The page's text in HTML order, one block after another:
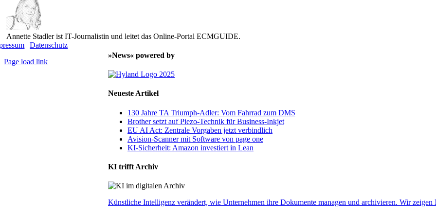
Annette Stadler ist IT-Journalistin und leitet das Online-Portal ECMGUIDE.
»News« powered by
Neueste Artikel
130 Jahre TA Triumph-Adler: Vom Fahrrad zum DMS
Brother setzt auf Piezo-Technik für Business-Inkjet
EU AI Act: Zentrale Vorgaben jetzt verbindlich
Avision-Scanner mit Software von page one
KI-Sicherheit: Amazon investiert in Lean
KI trifft Archiv
Künstliche Intelligenz verändert, wie Unternehmen ihre Dokumente managen und archivieren. Wir
|Datenschutz
Page load link